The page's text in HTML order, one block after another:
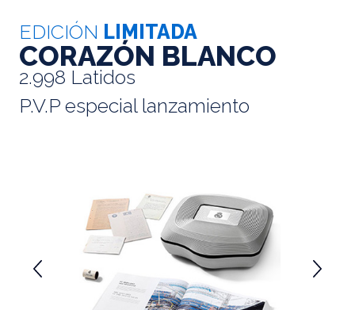
EDICIÓN LIMITADA
CORAZÓN BLANCO
2.998 Latidos
P.V.P especial lanzamiento